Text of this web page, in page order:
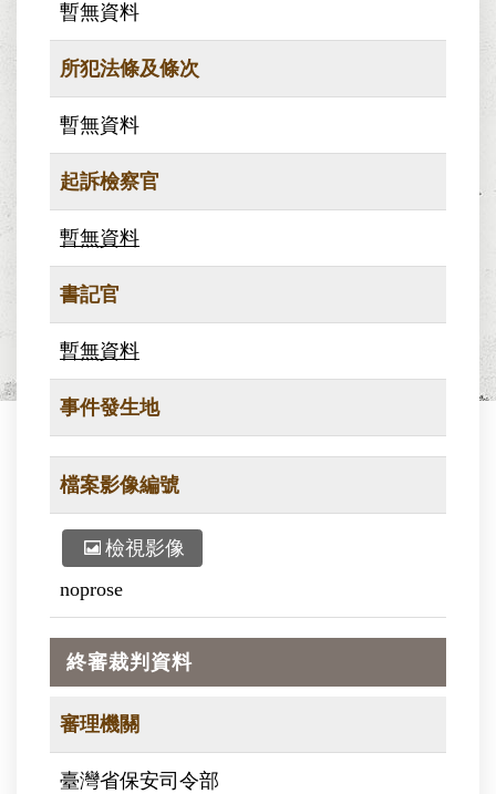
暫無資料
所犯法條及條次
暫無資料
起訴檢察官
暫無資料
書記官
暫無資料
事件發生地
檔案影像編號
檢視影像
noprose
終審裁判資料
審理機關
臺灣省保安司令部